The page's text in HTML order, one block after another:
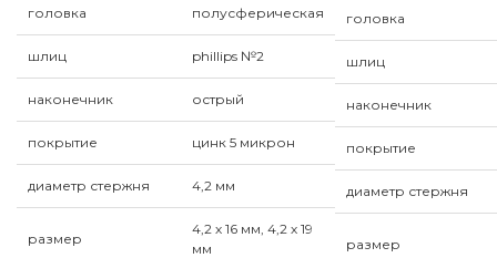
головка полусферическая
шлиц phillips №2
наконечник острый
покрытие цинк 5 микрон
диаметр стержня 4,2 мм
размер
4,2 х 16 мм, 4,2 х 19
мм
головка
шлиц
наконечник
покрытие
диаметр стержня
размер